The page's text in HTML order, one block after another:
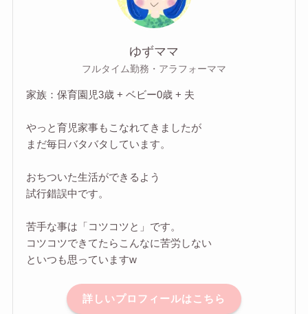
ゆずママ
フルタイム勤務・アラフォーママ
家族：保育園児3歳 + ベビー0歳 + 夫
やっと育児家事もこなれてきましたが
まだ毎日バタバタしています。
おちついた生活ができるよう
試行錯誤中です。
苦手な事は「コツコツと」です。
コツコツできてたらこんなに苦労しない
といつも思っていますw
詳しいプロフィールはこちら